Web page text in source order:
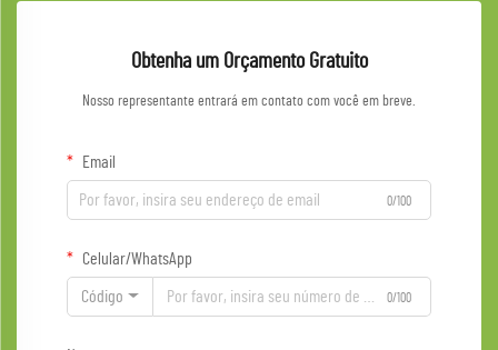
Obtenha um Orçamento Gratuito
Nosso representante entrará em contato com você em breve.
Email
0/100
Celular/WhatsApp
Código 0/100